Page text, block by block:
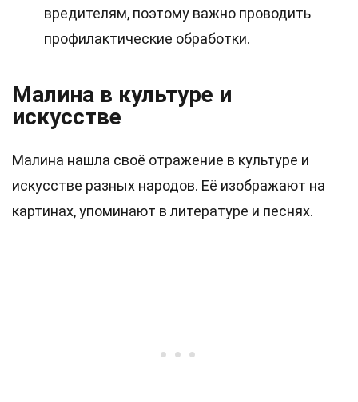
вредителям, поэтому важно проводить
профилактические обработки.
Малина в культуре и
искусстве
Малина нашла своё отражение в культуре и
искусстве разных народов. Её изображают на
картинах, упоминают в литературе и песнях.